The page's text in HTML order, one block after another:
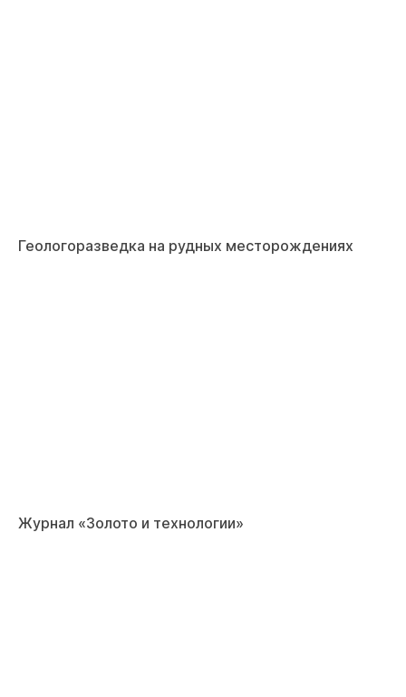
Геологоразведка на рудных месторождениях
Журнал «Золото и технологии»